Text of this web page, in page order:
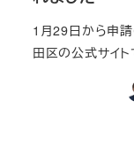
1月29日から申
田区の公式サイ